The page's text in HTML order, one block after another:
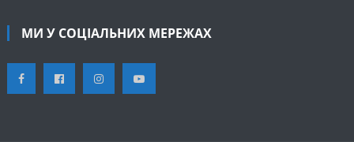
МИ У СОЦІАЛЬНИХ МЕРЕЖАХ